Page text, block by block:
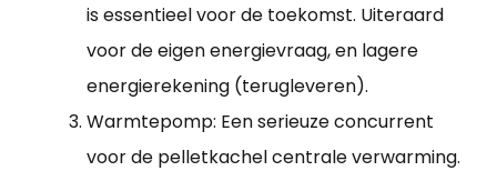
is essentieel voor de toekomst. Uiteraard
voor de eigen energievraag, en lagere
energierekening (terugleveren).
Warmtepomp: Een serieuze concurrent
voor de pelletkachel centrale verwarming.